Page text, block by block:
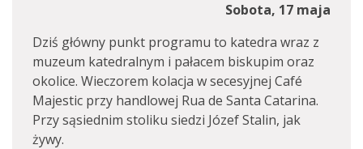
Sobota, 17 maja
Dziś główny punkt programu to katedra wraz z
muzeum katedralnym i pałacem biskupim oraz
okolice. Wieczorem kolacja w secesyjnej Café
Majestic przy handlowej Rua de Santa Catarina.
Przy sąsiednim stoliku siedzi Józef Stalin, jak
żywy.